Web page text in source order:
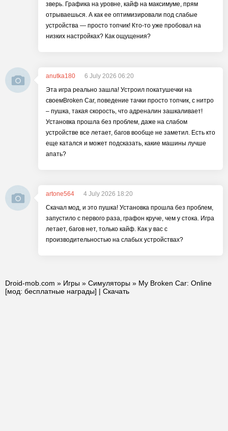
зверь. Графика на уровне, кайф на максимуме, прям
отрываешься. А как ее оптимизировали под слабые
устройства — просто топчик! Кто-то уже пробовал на
низких настройках? Как ощущения?
anutka180
6 July 2026 06:20
Эта игра реально зашла! Устроил покатушечки на
своемBroken Car, поведение тачки просто топчик, с нитро
– пушка, такая скорость, что адреналин зашкаливает!
Установка прошла без проблем, даже на слабом
устройстве все летает, багов вообще не заметил. Есть кто
еще катался и может подсказать, какие машины лучше
апать?
artone564
4 July 2026 18:20
Скачал мод, и это пушка! Установка прошла без проблем,
запустило с первого раза, графон круче, чем у стока. Игра
летает, багов нет, только кайф. Как у вас с
производительностью на слабых устройствах?
Droid-mob.com » Игры » Симуляторы » My Broken Car: Online
[мод: бесплатные награды] | Скачать